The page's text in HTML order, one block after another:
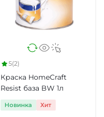
5(2)
Краска HomeCraft
Resist база BW 1л
Новинка Хит